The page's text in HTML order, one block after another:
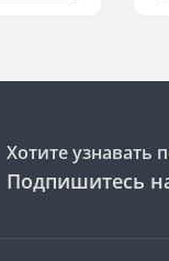
Хотите узнавать
Подпишитесь